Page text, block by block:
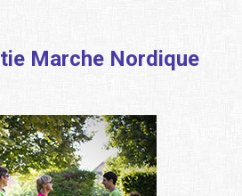
Marche Nordique